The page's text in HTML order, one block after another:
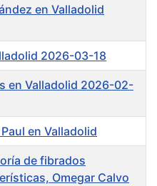
en Valladolid
2026-03-18
en Valladolid 2026-02-
en Valladolid
de fibrados
Omegar Calvo